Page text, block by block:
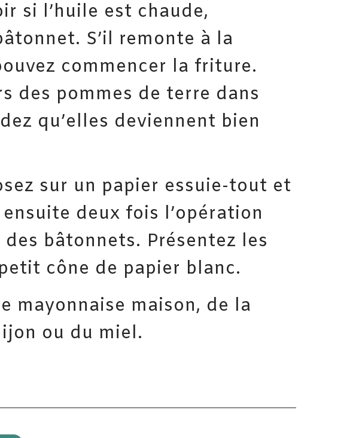
si l’huile est chaude,
S’il remonte à la
commencer la friture.
des pommes de terre dans
qu’elles deviennent bien
sur un papier essuie-tout et
deux fois l’opération
bâtonnets. Présentez les
cône de papier blanc.
mayonnaise maison, de la
ou du miel.